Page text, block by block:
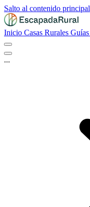
Salto al contenido principal
Inicio Casas Rurales Guías
...